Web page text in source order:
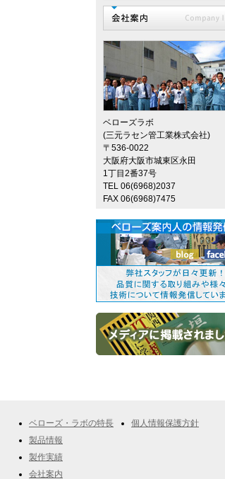
ベローズラボ
(三元ラセン管工業株式会社)
〒536-0022
大阪府大阪市城東区永田
1丁目2番37号
TEL 06(6968)2037
FAX 06(6968)7475
ベローズ・ラボの特長
製品情報
製作実績
会社案内
個人情報保護方針